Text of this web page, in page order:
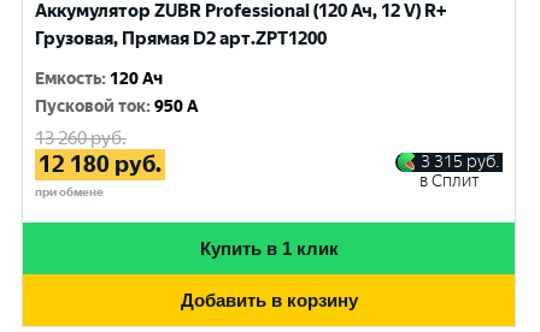
Аккумулятор ZUBR Professional (120 Ач, 12 V) R+
Грузовая, Прямая D2 арт.ZPT1200
Емкость: 120 Ач
Пусковой ток:950 A
13 260руб.
12 180 руб.
при обмене
3 315 руб.
в Сплит
Купить в 1 клик
Добавить в корзину